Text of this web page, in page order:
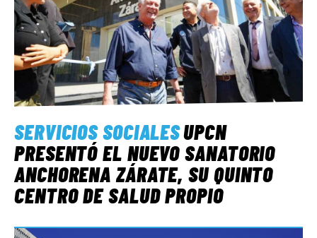
SERVICIOS SOCIALESUPCN
PRESENTÓ EL NUEVO SANATORIO
ANCHORENA ZÁRATE, SU QUINTO
CENTRO DE SALUD PROPIO